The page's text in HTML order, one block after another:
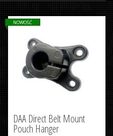
DAA Direct Belt Mount
Pouch Hanger
NOWOŚĆ